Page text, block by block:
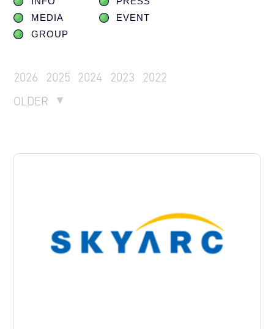
MEDIA
EVENT
GROUP
2026 2025 2024 2023
2022
OLDER